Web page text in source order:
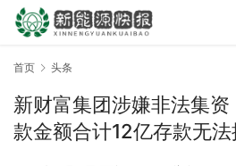
首页 头条
新财富集团涉嫌非法集
款金额合计12亿存款无